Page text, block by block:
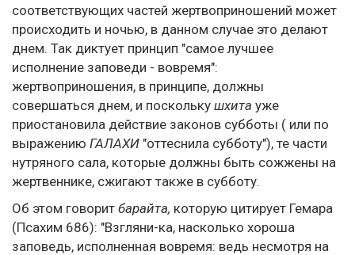
соответствующих частей жертвоприношений может
происходить и ночью, в данном случае это делают
днем. Так диктует принцип "самое лучшее
исполнение заповеди - вовремя":
жертвоприношения, в принципе, должны
совершаться днем, и поскольку шхита уже
приостановила действие законов субботы ( или по
выражению ГАЛАХИ "оттеснила субботу"), те части
нутряного сала, которые должны быть сожжены на
жертвеннике, сжигают также в субботу.
Об этом говорит барайта, которую цитирует Гемара
(Псахим 686): "Взгляни-ка, насколько хороша
заповедь, исполненная вовремя: ведь несмотря на